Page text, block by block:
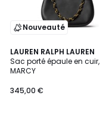
Nouveauté
LAUREN RALPH LAUREN
Sac porté épaule en cuir,
MARCY
345,00 €